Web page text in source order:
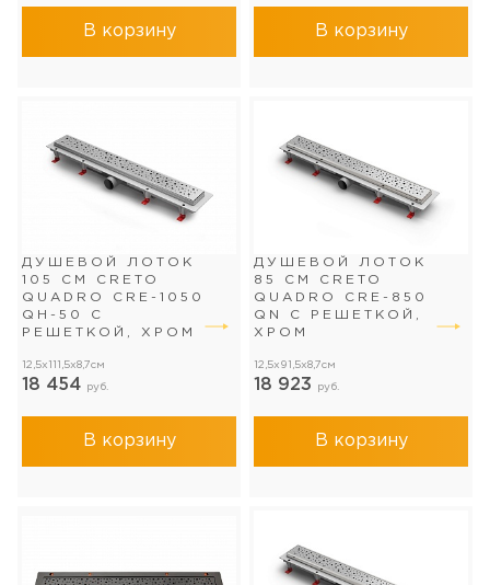
В корзину В корзину
ДУШЕВОЙ ЛОТОК
105 СМ CRETO
QUADRO CRE-1050
QH-50 С
РЕШЕТКОЙ, ХРОМ
12,5x111,5x8,7см
18 454 руб.
В корзину
ДУШЕВОЙ ЛОТОК
85 СМ CRETO
QUADRO CRE-850
QN С РЕШЕТКОЙ,
ХРОМ
12,5x91,5x8,7см
18 923 руб.
В корзину